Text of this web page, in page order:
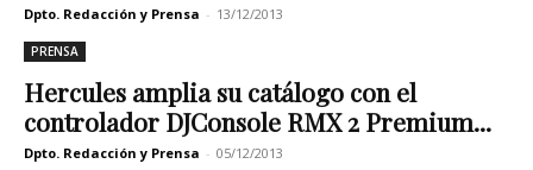
Dpto. Redacción y Prensa - 13/12/2013
PRENSA
Hercules amplia su catálogo con el
controlador DJConsole RMX 2 Premium...
Dpto. Redacción y Prensa - 05/12/2013